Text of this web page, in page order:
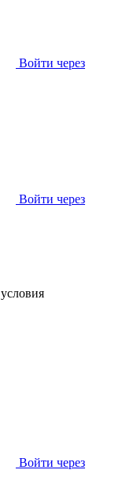
Войти через
Войти через
Войти через